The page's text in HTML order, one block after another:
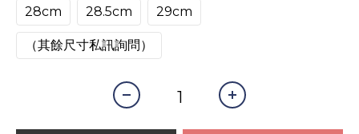
28cm 28.5cm 29cm
（其餘尺寸私訊詢問）